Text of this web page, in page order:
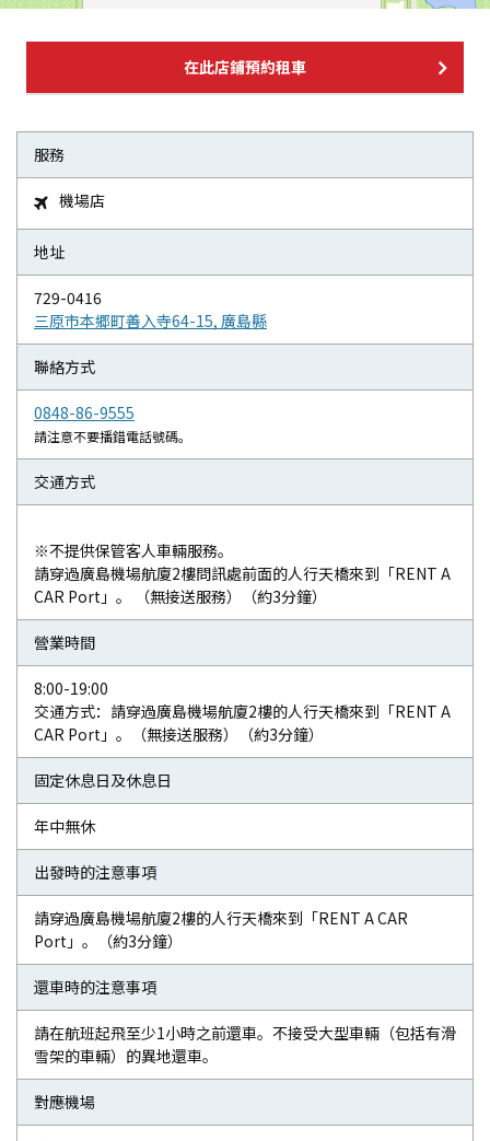
在此店鋪預約租車
服務
 機場店
地址
729-0416
三原市本郷町善入寺64-15, 廣島縣
聯絡方式
0848-86-9555
請注意不要播錯電話號碼。
交通方式
※不提供保管客人車輛服務。
請穿過廣島機場航廈2樓問訊處前面的人行天橋來到「RENT A
CAR Port」。 （無接送服務）（約3分鐘）
營業時間
8:00-19:00
交通方式：請穿過廣島機場航廈2樓的人行天橋來到「RENT A
CAR Port」。（無接送服務）（約3分鐘）
固定休息日及休息日
年中無休
出發時的注意事項
請穿過廣島機場航廈2樓的人行天橋來到「RENT A CAR
Port」。（約3分鐘）
還車時的注意事項
請在航班起飛至少1小時之前還車。不接受大型車輛（包括有滑
雪架的車輛）的異地還車。
對應機場